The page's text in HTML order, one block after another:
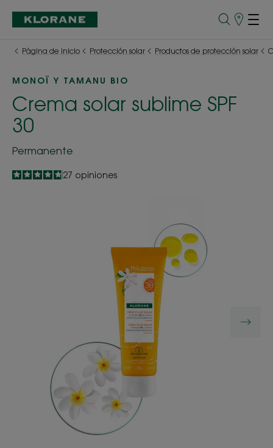
Puntos
Página de inicio
Protección solar Productos de protección solar
MONOÏ Y TAMANU BIO
Crema solar sublime SPF
30
Permanente
4.8
/
5
27 opiniones